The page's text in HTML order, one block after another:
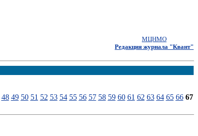
МЦНМО
Редакция журнала "Квант"
48 49 50 51 52 53 54 55 56 57 58 59 60 61 62 63 64 65 66 67